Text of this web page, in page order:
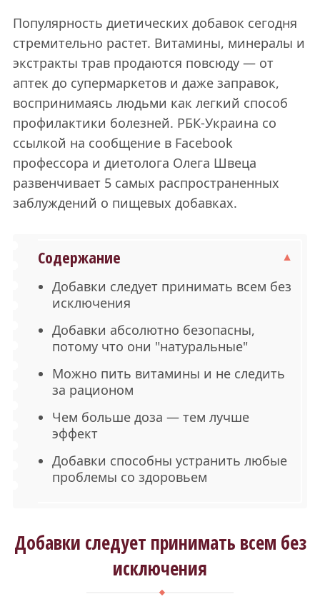
Популярность диетических добавок сегодня
стремительно растет. Витамины, минералы и
экстракты трав продаются повсюду — от
аптек до супермаркетов и даже заправок,
воспринимаясь людьми как легкий способ
профилактики болезней. РБК-Украина со
ссылкой на сообщение в Facebook
профессора и диетолога Олега Швеца
развенчивает 5 самых распространенных
заблуждений о пищевых добавках.
Содержание
Добавки следует принимать всем без
исключения
Добавки абсолютно безопасны,
потому что они "натуральные"
Можно пить витамины и не следить
за рационом
Чем больше доза — тем лучше
эффект
Добавки способны устранить любые
проблемы со здоровьем
Добавки следует принимать всем без
исключения